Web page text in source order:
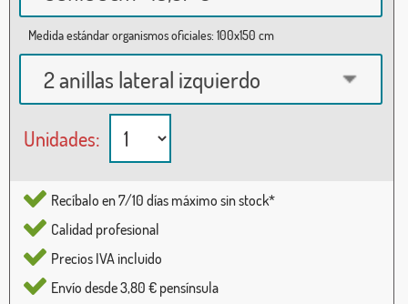
Medida estándar organismos oficiales: 100x150 cm
2 anillas lateral izquierdo
Unidades:
Recíbalo en 7/10 días máximo sin stock*
Calidad profesional
Precios IVA incluido
Envío desde 3,80 € pensínsula